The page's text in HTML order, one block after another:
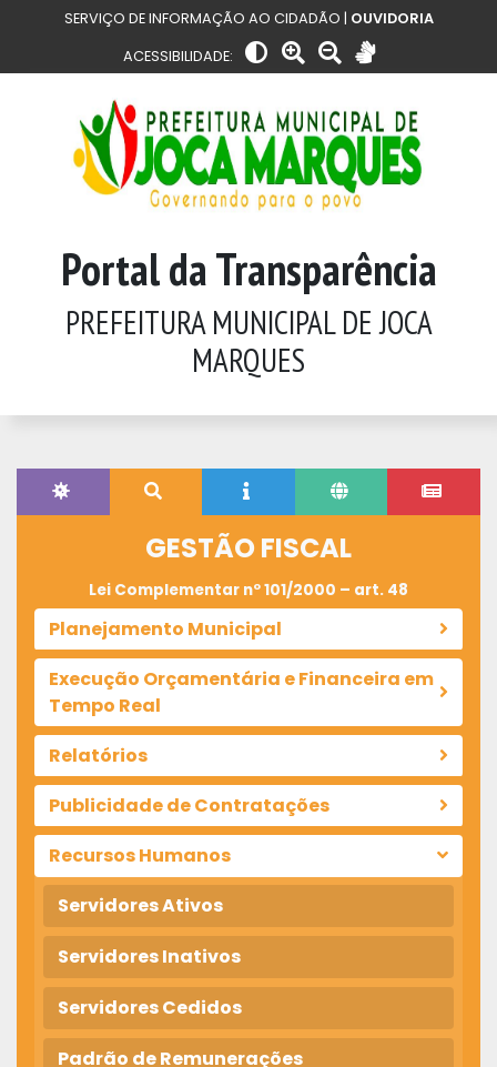
SERVIÇO DE INFORMAÇÃO AO CIDADÃO | OUVIDORIA
ACESSIBILIDADE:
Portal da Transparência
PREFEITURA MUNICIPAL DE JOCA
MARQUES
GESTÃO FISCAL
Lei Complementar nº 101/2000 – art. 48
Planejamento Municipal
Execução Orçamentária e Financeira em
Tempo Real
Relatórios
Publicidade de Contratações
Recursos Humanos
Servidores Ativos
Servidores Inativos
Servidores Cedidos
Padrão de Remunerações